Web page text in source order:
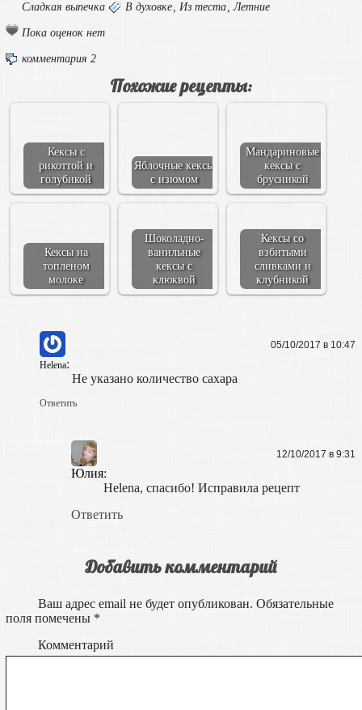
Сладкая выпечка В духовке, Из теста,Летние
Пока оценок нет
комментария 2
Похожие рецепты:
Кексы с
рикоттой и
голубикой
Яблочные кексы
с изюмом
Мандариновые
кексы с
брусникой
Кексы на
топленом
молоке
Шоколадно-
ванильные
кексы с
клюквой
Кексы со
взбитыми
сливками и
клубникой
Helena:
05/10/2017 в 10:47
Не указано количество сахара
Ответить
Юлия:
12/10/2017 в 9:31
Helena, спасибо! Исправила рецепт
Ответить
Добавить комментарий
Ваш адрес email не будет опубликован. Обязательные
поля помечены *
Комментарий